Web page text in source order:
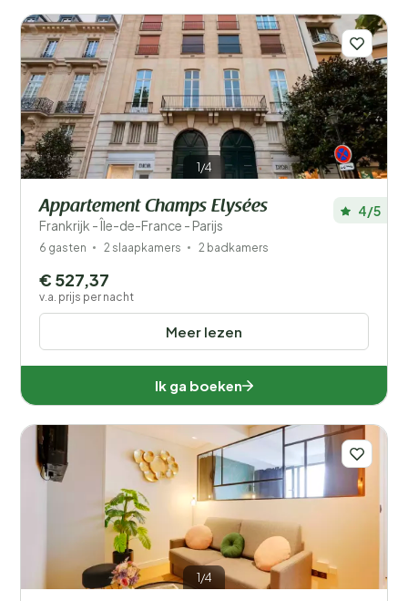
1/4
Appartement Champs Elysées
Frankrijk - Île-de-France - Parijs
4/5
6 gasten 2 slaapkamers 2 badkamers
Meer lezen
€ 527,37
v.a. prijs per nacht
Ik ga boeken
1/4